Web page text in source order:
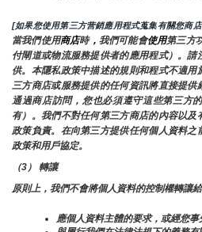
[如果您使用第三方营銷應用程式蒐集有關您商
當我們使用商店時， 我們可能會使用第三方
付閘道或物流服務提供者的應用程式）。
供。本隱私政策中描述的規則和程式不適
三方商店或服務提供的任何資訊將直接提供
通過商店訪問，您也必須遵守這些第三方
有）。我們不對任何第三方商店的內容以
政策負責。在向第三方提供任何個人資料之
政策和用戶協定。
（3） 轉讓
原則上，我們不會將個人資料的控制權轉讓
應個人資料主體的要求，或經您